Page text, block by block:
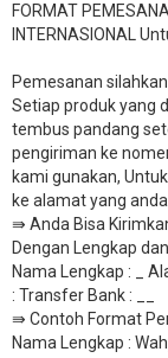
FORMAT
INTERNASIONAL
Pemesanan
Setiap produk yang
tembus pandang
pengiriman ke
kami gunakan,
ke alamat yang
⇛ Anda Bisa
Dengan Lengkap
Nama Lengkap : _
: Transfer Bank : __
​⇛ Contoh Format
Nama Lengkap :